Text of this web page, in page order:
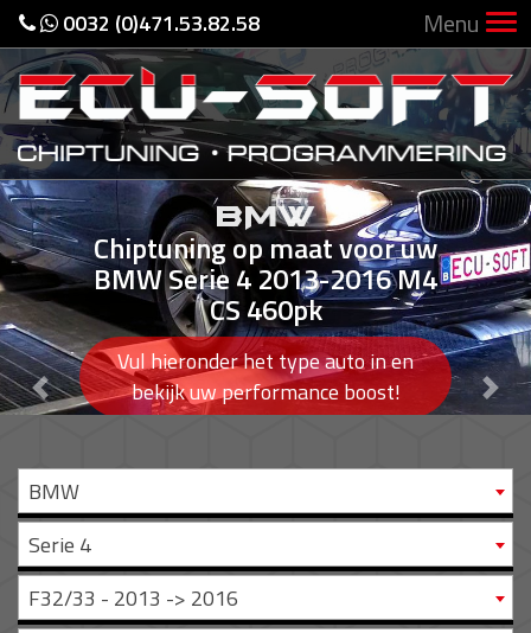
0032 (0)471.53.82.58 Menu
BMW
Chiptuning op maat voor uw
BMW Serie 4 2013-2016 M4
CS 460pk
Vul hieronder het type auto in en
bekijk uw performance boost!
Previous
BMW
Serie 4
F32/33 - 2013 -> 2016